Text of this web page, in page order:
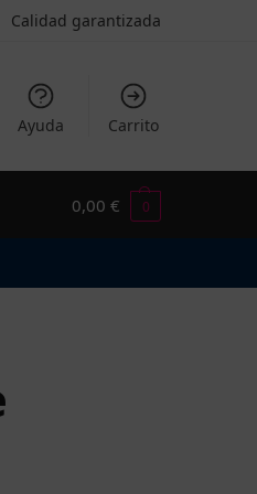
Calidad garantizada
Ayuda Carrito
0,00 € 0